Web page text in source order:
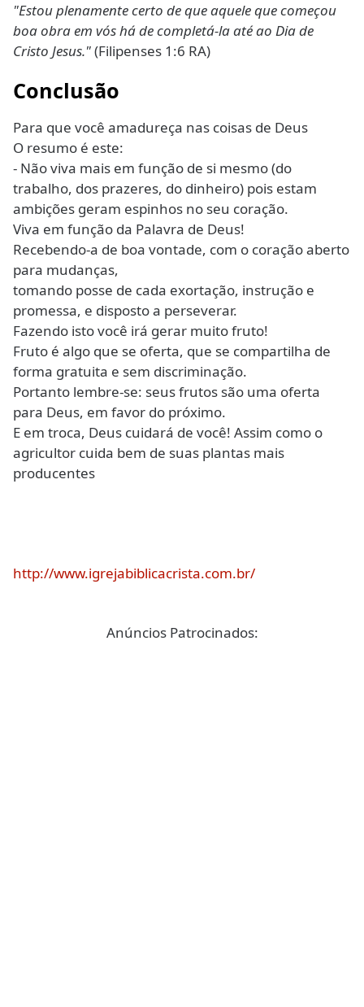
"Estou plenamente certo de que aquele que começou
boa obra em vós há de completá-la até ao Dia de
Cristo Jesus."(Filipenses 1:6 RA)
Conclusão
Para que você amadureça nas coisas de Deus
O resumo é este:
- Não viva mais em função de si mesmo (do
trabalho, dos prazeres, do dinheiro) pois estam
ambições geram espinhos no seu coração.
Viva em função da Palavra de Deus!
Recebendo-a de boa vontade, com o coração aberto
para mudanças,
tomando posse de cada exortação, instrução e
promessa, e disposto a perseverar.
Fazendo isto você irá gerar muito fruto!
Fruto é algo que se oferta, que se compartilha de
forma gratuita e sem discriminação.
Portanto lembre-se: seus frutos são uma oferta
para Deus, em favor do próximo.
E em troca, Deus cuidará de você! Assim como o
agricultor cuida bem de suas plantas mais
producentes
http://www.igrejabiblicacrista.com.br/
Anúncios Patrocinados: